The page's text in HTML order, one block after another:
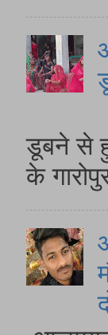
डूबने से
के